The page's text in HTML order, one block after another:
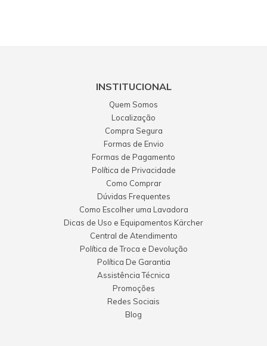
INSTITUCIONAL
Quem Somos
Localização
Compra Segura
Formas de Envio
Formas de Pagamento
Política de Privacidade
Como Comprar
Dúvidas Frequentes
Como Escolher uma Lavadora
Dicas de Uso e Equipamentos Kärcher
Central de Atendimento
Política de Troca e Devolução
Política De Garantia
Assistência Técnica
Promoções
Redes Sociais
Blog